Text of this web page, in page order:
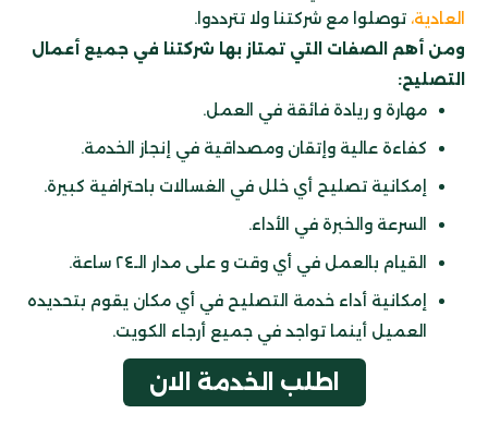
العادية، توصلوا مع شركتنا ولا تترددوا.
ومن أهم الصفات التي تمتاز بها شركتنا في جميع أعمال
التصليح:
مهارة و ريادة فائقة في العمل.
كفاءة عالية وإتقان ومصداقية في إنجاز الخدمة.
إمكانية تصليح أي خلل في الغسالات باحترافية كبيرة.
السرعة والخبرة في الأداء.
القيام بالعمل في أي وقت و على مدار الـ٢٤ ساعة.
إمكانية أداء خدمة التصليح في أي مكان يقوم بتحديده
العميل أينما تواجد في جميع أرجاء الكويت.
اطلب الخدمة الان